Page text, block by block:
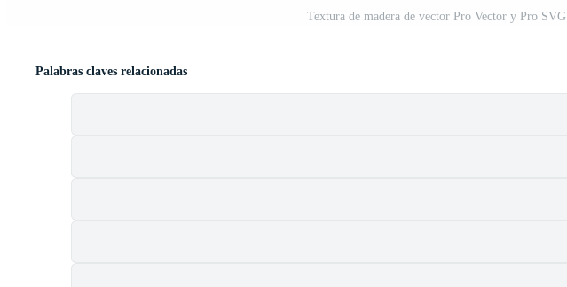
Textura de madera de vector Pro Vector y Pro SVG
Palabras claves relacionadas